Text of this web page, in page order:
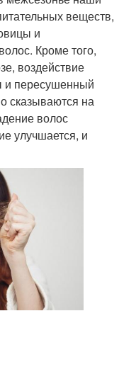
веществ,
и
Кроме того,
воздействие
и пересушенный
сказываются на
волос
улучшается, и